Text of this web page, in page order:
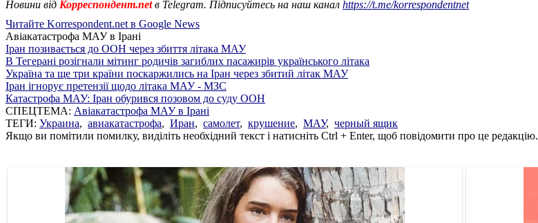
Новини від Корреспондент.netв Telegram. Підписуйтесь на наш канал https://t.me/korrespondentnet
Читайте Korrespondent.net в Google News
Авіакатастрофа МАУ в Ірані
Іран позивається до ООН через збиття літака МАУ
В Тегерані розігнали мітинг родичів загиблих пасажирів українського літака
Україна та ще три країни поскаржились на Іран через збитий літак МАУ
Іран ігнорує претензії щодо літака МАУ - МЗС
Катастрофа МАУ: Іран обурився позовом до суду ООН
СПЕЦТЕМА: Авіакатастрофа МАУ в Ірані
ТЕГИ: Украина, авиакатастрофа, Иран, самолет, крушение, МАУ, черный ящик
Якщо ви помітили помилку, виділіть необхідний текст і натисніть Ctrl + Enter, щоб повідомити про це редакцію.